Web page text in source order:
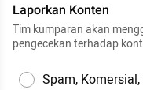
Laporkan Konten
Tim kumparan akan
pengecekan terhadap
Spam,